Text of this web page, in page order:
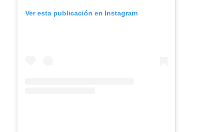
Ver esta publicación en Instagram